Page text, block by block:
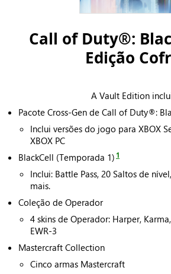
Call of Duty®:
Edição
A Vault Edition
Pacote Cross‑Gen de Call of Duty®:
Inclui versões do jogo para XBOX
XBOX PC
BlackCell (Temporada 1) 1
Inclui: Battle Pass, 20 Saltos de
mais.
Coleção de Operador
4 skins de Operador: Harper,
EWR‑3
Mastercraft Collection
Cinco armas Mastercraft